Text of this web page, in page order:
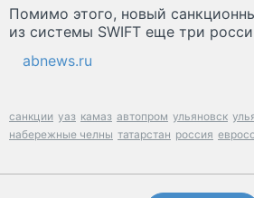
Помимо этого, новый
из системы SWIFT еще три
abnews.ru
санкции уаз камаз автопром ульяновск
набережные челны татарстан россия